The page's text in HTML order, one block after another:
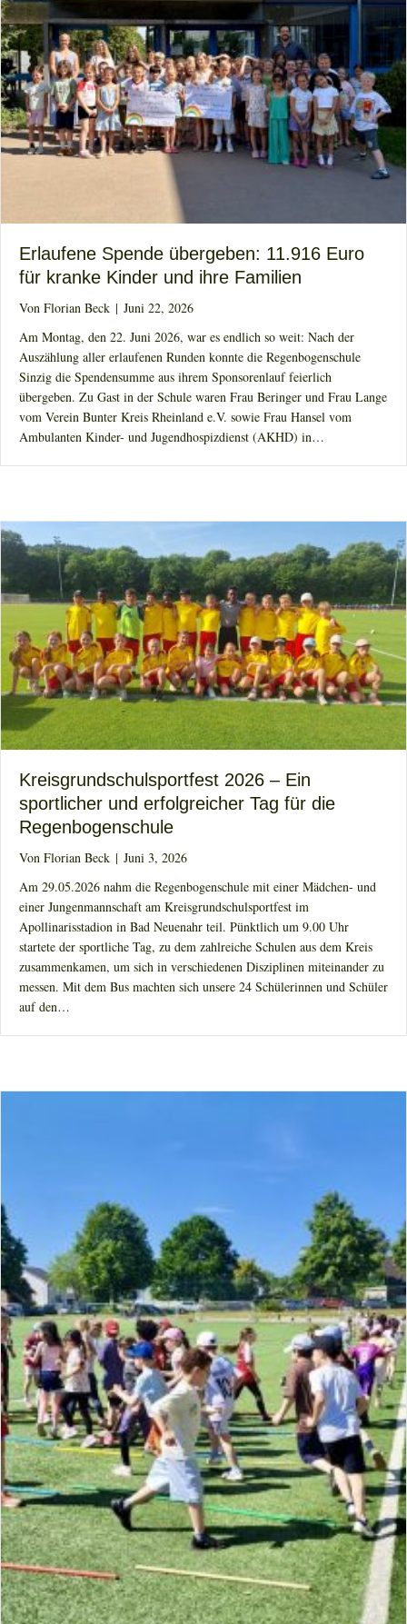
Erlaufene Spende übergeben: 11.916 Euro
für kranke Kinder und ihre Familien
Von Florian Beck | Juni 22, 2026
Am Montag, den 22. Juni 2026, war es endlich so weit: Nach der
Auszählung aller erlaufenen Runden konnte die Regenbogenschule
Sinzig die Spendensumme aus ihrem Sponsorenlauf feierlich
übergeben. Zu Gast in der Schule waren Frau Beringer und Frau Lange
vom Verein Bunter Kreis Rheinland e.V. sowie Frau Hansel vom
Ambulanten Kinder- und Jugendhospizdienst (AKHD) in…
Kreisgrundschulsportfest 2026 – Ein
sportlicher und erfolgreicher Tag für die
Regenbogenschule
Von Florian Beck | Juni 3, 2026
Am 29.05.2026 nahm die Regenbogenschule mit einer Mädchen- und
einer Jungenmannschaft am Kreisgrundschulsportfest im
Apollinarisstadion in Bad Neuenahr teil. Pünktlich um 9.00 Uhr
startete der sportliche Tag, zu dem zahlreiche Schulen aus dem Kreis
zusammenkamen, um sich in verschiedenen Disziplinen miteinander zu
messen. Mit dem Bus machten sich unsere 24 Schülerinnen und Schüler
auf den…